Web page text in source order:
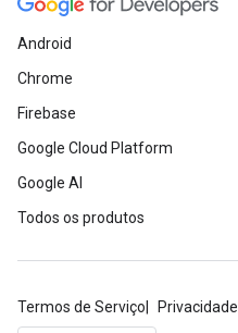
Android
Chrome
Firebase
Google Cloud Platform
Google AI
Todos os produtos
Termos de Serviço Privacidade